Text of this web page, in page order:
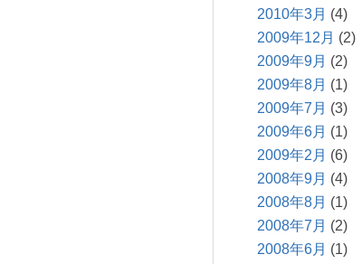
2010年3月 (4)
2009年12月 (2)
2009年9月 (2)
2009年8月 (1)
2009年7月 (3)
2009年6月 (1)
2009年2月 (6)
2008年9月 (4)
2008年8月 (1)
2008年7月 (2)
2008年6月 (1)